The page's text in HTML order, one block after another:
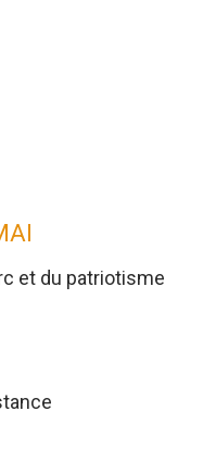
et du patriotisme